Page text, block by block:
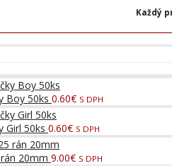
Každý
Boy 50ks 0.60€ S DPH
Girl 50ks 0.60€ S DPH
20mm 9.00€ S DPH